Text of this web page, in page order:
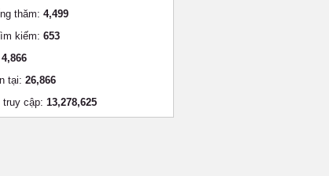
thăm: 4,499
kiếm: 653
4,866
tại: 26,866
cập: 13,278,625